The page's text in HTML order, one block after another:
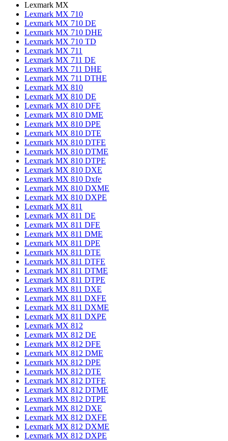
Lexmark MX
Lexmark MX 710
Lexmark MX 710 DE
Lexmark MX 710 DHE
Lexmark MX 710 TD
Lexmark MX 711
Lexmark MX 711 DE
Lexmark MX 711 DHE
Lexmark MX 711 DTHE
Lexmark MX 810
Lexmark MX 810 DE
Lexmark MX 810 DFE
Lexmark MX 810 DME
Lexmark MX 810 DPE
Lexmark MX 810 DTE
Lexmark MX 810 DTFE
Lexmark MX 810 DTME
Lexmark MX 810 DTPE
Lexmark MX 810 DXE
Lexmark MX 810 Dxfe
Lexmark MX 810 DXME
Lexmark MX 810 DXPE
Lexmark MX 811
Lexmark MX 811 DE
Lexmark MX 811 DFE
Lexmark MX 811 DME
Lexmark MX 811 DPE
Lexmark MX 811 DTE
Lexmark MX 811 DTFE
Lexmark MX 811 DTME
Lexmark MX 811 DTPE
Lexmark MX 811 DXE
Lexmark MX 811 DXFE
Lexmark MX 811 DXME
Lexmark MX 811 DXPE
Lexmark MX 812
Lexmark MX 812 DE
Lexmark MX 812 DFE
Lexmark MX 812 DME
Lexmark MX 812 DPE
Lexmark MX 812 DTE
Lexmark MX 812 DTFE
Lexmark MX 812 DTME
Lexmark MX 812 DTPE
Lexmark MX 812 DXE
Lexmark MX 812 DXFE
Lexmark MX 812 DXME
Lexmark MX 812 DXPE